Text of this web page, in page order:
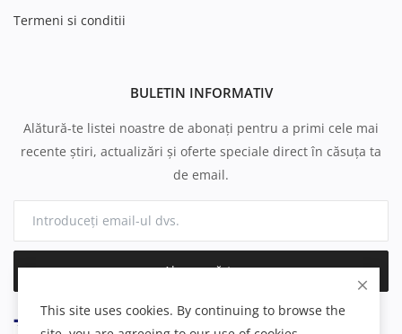
Termeni si conditii
BULETIN INFORMATIV
Alătură-te listei noastre de abonați pentru a primi cele mai
recente știri, actualizări și oferte speciale direct în căsuța ta
de email.
Abonează-te
This site uses cookies. By continuing to browse the